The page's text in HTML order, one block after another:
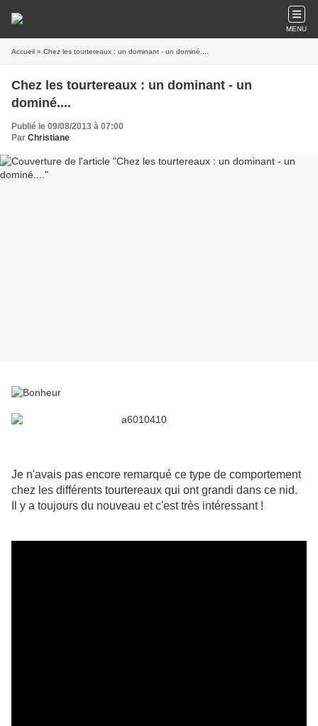
MENU
Accueil » Chez les tourtereaux : un dominant - un dominé....
Chez les tourtereaux : un dominant - un
dominé....
Publié le 09/08/2013 à 07:00
Par Christiane
Je n'avais pas encore remarqué ce type de comportement
chez les différents tourtereaux qui ont grandi dans ce nid.
Il y a toujours du nouveau et c'est très intéressant !